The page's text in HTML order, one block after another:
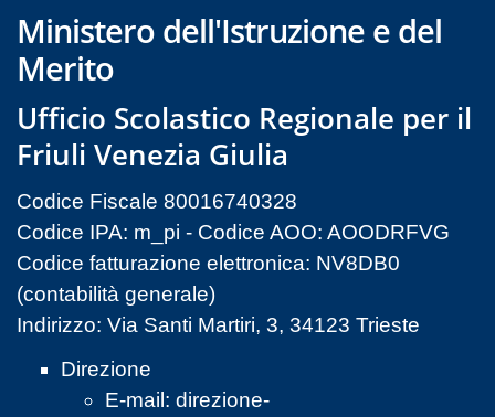
Ministero dell'Istruzione e del
Merito
Ufficio Scolastico Regionale per il
Friuli Venezia Giulia
Codice Fiscale 80016740328
Codice IPA: m_pi - Codice AOO: AOODRFVG
Codice fatturazione elettronica: NV8DB0
(contabilità generale)
Indirizzo: Via Santi Martiri, 3, 34123 Trieste
Direzione
E-mail: direzione-